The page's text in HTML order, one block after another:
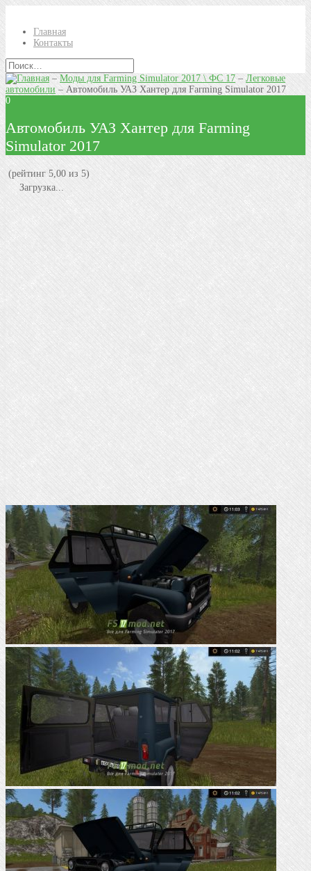
Главная
Контакты
–Моды для Farming Simulator 2017 \ ФС 17– Легковые
автомобили– Автомобиль УАЗ Хантер для Farming Simulator 2017
0
Автомобиль УАЗ Хантер для Farming
Simulator 2017
(рейтинг 5,00 из 5)
Загрузка...